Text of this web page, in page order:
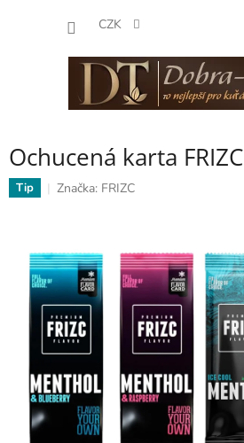
CZK
Ochucená karta FRIZC
Tip Značka: FRIZC